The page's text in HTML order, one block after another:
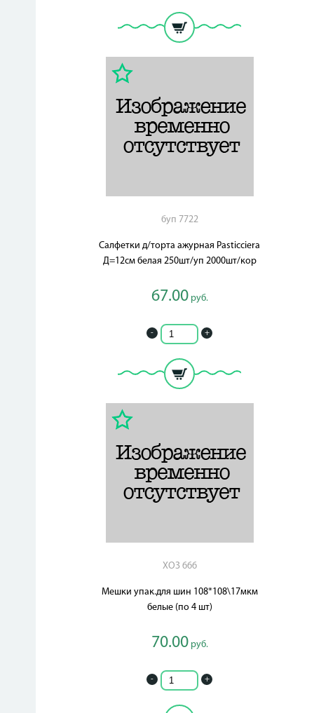
буп 7722
Салфетки д/торта ажурная Pasticciera
Д=12см белая 250шт/уп 2000шт/кор
67.00руб.
- +
ХОЗ 666
Мешки упак.для шин 108*108\17мкм
белые (по 4 шт)
70.00руб.
- +